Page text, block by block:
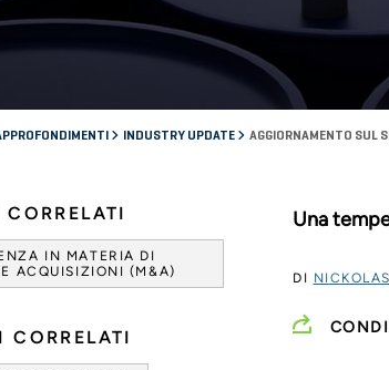
INDUSTRY UPDATE AGGIORNAMENTO SUL
IN MATERIA DI
ACQUISIZIONI (M&A)
CORRELATI
Una
DI